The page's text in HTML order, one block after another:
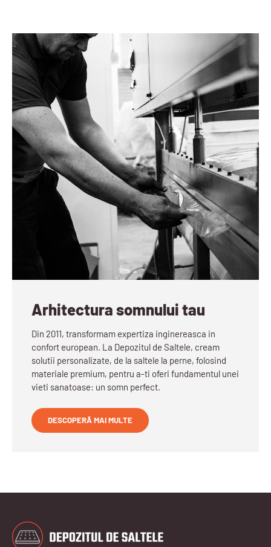
Arhitectura somnului tau
Din 2011, transformam expertiza inginereasca in
confort european. La Depozitul de Saltele, cream
solutii personalizate, de la saltele la perne, folosind
materiale premium, pentru a-ti oferi fundamentul unei
vieti sanatoase: un somn perfect.
DESCOPERĂ MAI MULTE